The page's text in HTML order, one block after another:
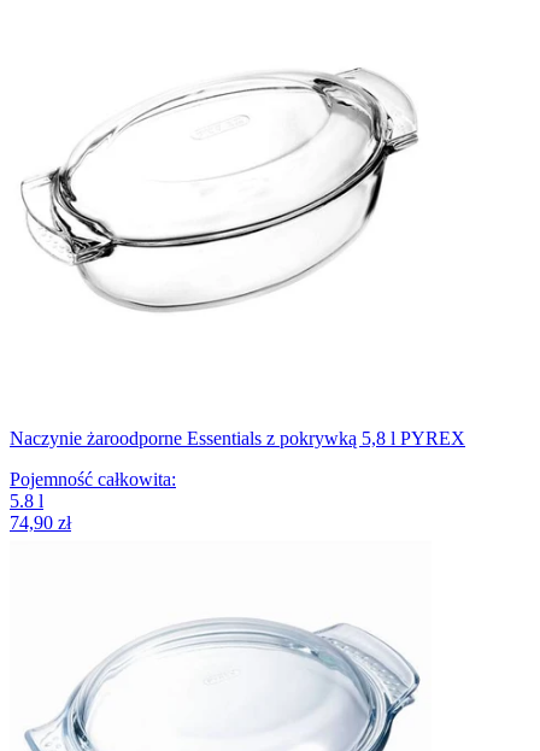
Naczynie żaroodporne Essentials z pokrywką 5,8 l PYREX
Pojemność całkowita:
5.8 l
74,90 zł